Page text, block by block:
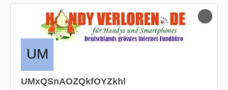
UMxQSnAOZQkfOYZkhl